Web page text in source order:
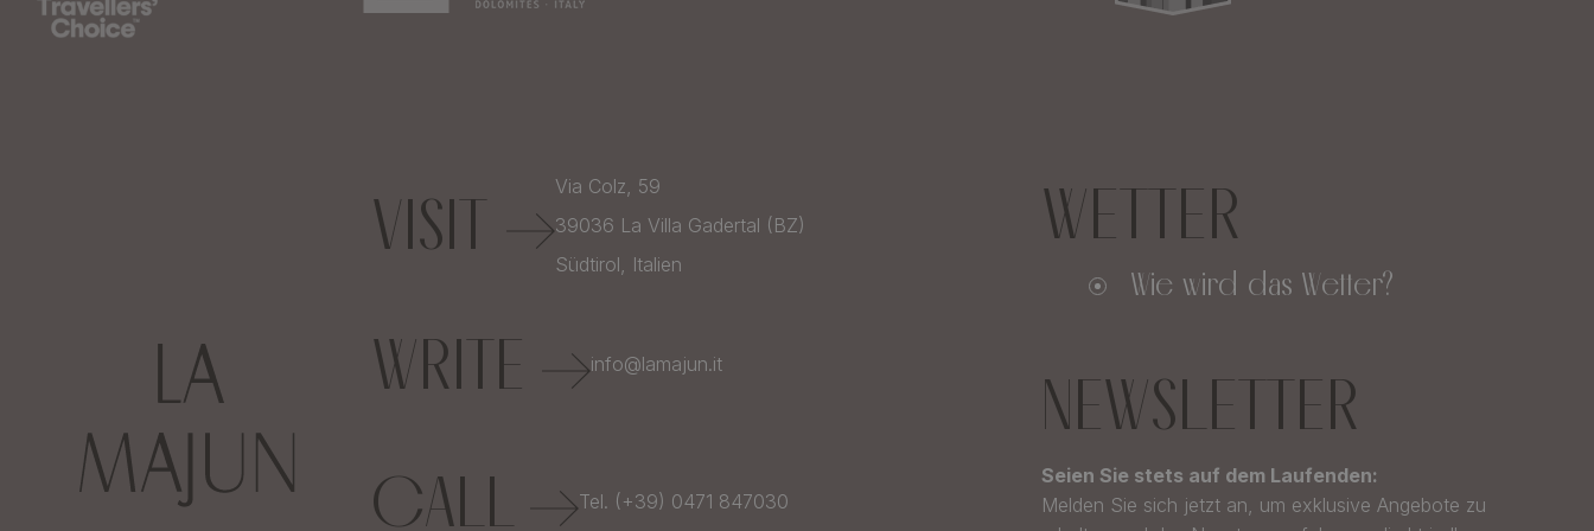
VISIT
Via Colz, 59
39036 La Villa Gadertal (BZ)
Südtirol, Italien
WRITE info@lamajun.it
CALL Tel. (+39) 0471 847030
WETTER
Wie wird das Wetter?
NEWSLETTER
Seien Sie stets auf dem Laufenden:
Melden Sie sich jetzt an, um exklusive Angebote zu